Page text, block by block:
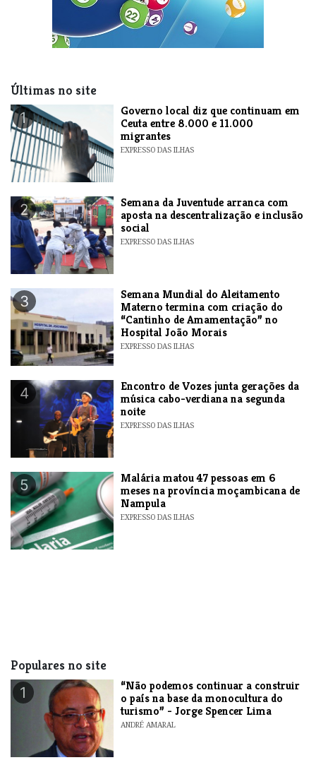
Últimas no site
1
​Governo local diz que continuam em
Ceuta entre 8.000 e 11.000
migrantes
EXPRESSO DAS ILHAS
2
Semana da Juventude arranca com
aposta na descentralização e inclusão
social
EXPRESSO DAS ILHAS
3
Semana Mundial do Aleitamento
Materno termina com criação do
“Cantinho de Amamentação” no
Hospital João Morais
EXPRESSO DAS ILHAS
4
Encontro de Vozes junta gerações da
música cabo-verdiana na segunda
noite
EXPRESSO DAS ILHAS
5
​Malária matou 47 pessoas em 6
meses na província moçambicana de
Nampula
EXPRESSO DAS ILHAS
Populares no site
1
“Não podemos continuar a construir
o país na base da monocultura do
turismo” - Jorge Spencer Lima
ANDRÉ AMARAL